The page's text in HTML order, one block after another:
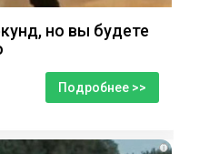
но вы будете
Подробнее >>
i